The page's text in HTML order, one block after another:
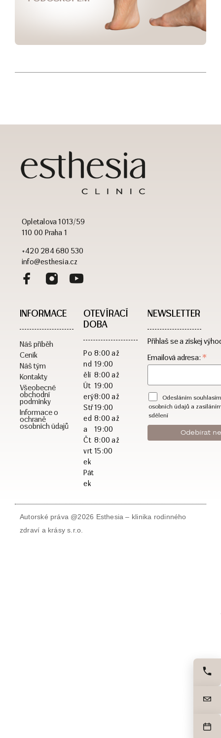
Opletalova 1013/59
110 00 Praha 1
+420 284 680 530
info@esthesia.cz
INFORMACE
Náš příběh
Ceník
Náš tým
Kontakty
Všeobecné
obchodní
podmínky
Informace o
ochraně
osobních údajů
OTEVÍRACÍ
DOBA​
Po
nd
ělí
Út
erý
Stř
ed
a
Čt
vrt
ek
Pát
ek
8:00 až
19:00
8:00 až
19:00
8:00 až
19:00
8:00 až
19:00
8:00 až
15:00
NEWSLETTER
Přihlaš se a získej
Emailová adresa: *
Odesláním
osobních údajů a
sdělení
Autorské práva @2026 Esthesia – klinika rodinného
zdraví a krásy s.r.o.